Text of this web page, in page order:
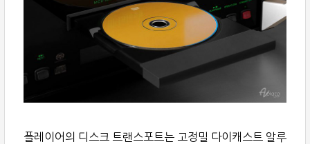
플레이어의 디스크 트랜스포트는 고정밀 다이캐스트 알루